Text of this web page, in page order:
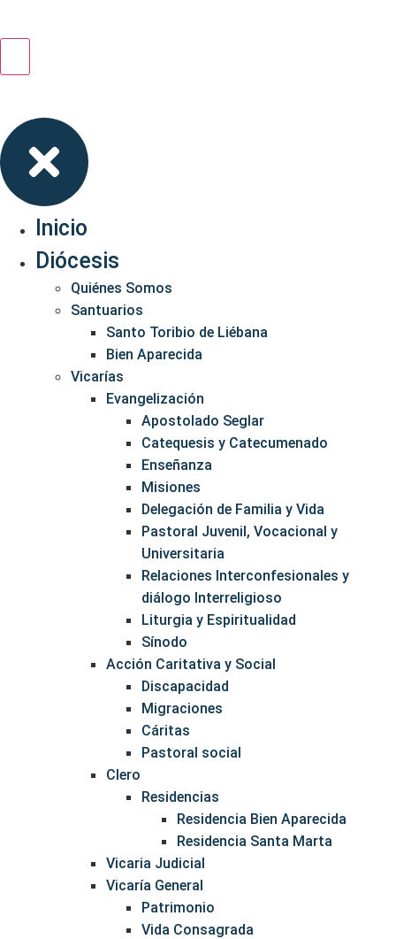
Inicio
Diócesis
Quiénes Somos
Santuarios
Santo Toribio de Liébana
Bien Aparecida
Vicarías
Evangelización
Apostolado Seglar
Catequesis y Catecumenado
Enseñanza
Misiones
Delegación de Familia y Vida
Pastoral Juvenil, Vocacional y
Universitaria
Relaciones Interconfesionales y
diálogo Interreligioso
Liturgia y Espiritualidad
Sínodo
Acción Caritativa y Social
Discapacidad
Migraciones
Cáritas
Pastoral social
Clero
Residencias
Residencia Bien Aparecida
Residencia Santa Marta
Vicaria Judicial
Vicaría General
Patrimonio
Vida Consagrada